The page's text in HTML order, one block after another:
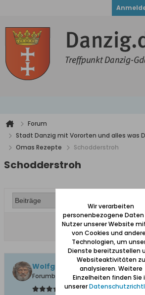
Forum
Stadt Danzig mit Vororten und alles was
Omas Rezepte
Schodderstroh
Schodderstroh
Wolfgang
Forumbetreiber
Wir verarbeiten
personenbezogene Daten
Nutzer unserer Website
von Cookies und
Technologien, um
Dienste bereitzustellen
Websiteaktivitäten zu
analysieren. Weitere
Einzelheiten finden Sie
unserer